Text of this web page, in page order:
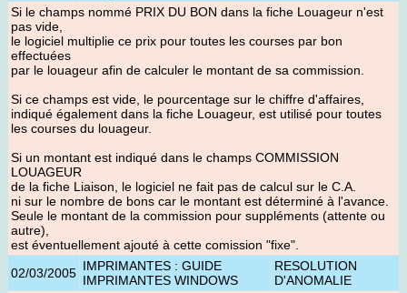
Si le champs nommé PRIX DU BON dans la fiche Louageur n'est
pas vide,
le logiciel multiplie ce prix pour toutes les courses par bon
effectuées
par le louageur afin de calculer le montant de sa commission.
Si ce champs est vide, le pourcentage sur le chiffre d'affaires,
indiqué également dans la fiche Louageur, est utilisé pour toutes
les courses du louageur.
Si un montant est indiqué dans le champs COMMISSION
LOUAGEUR
de la fiche Liaison, le logiciel ne fait pas de calcul sur le C.A.
ni sur le nombre de bons car le montant est déterminé à l'avance.
Seule le montant de la commission pour suppléments (attente ou
autre),
est éventuellement ajouté à cette comission "fixe".
02/03/2005 IMPRIMANTES : GUIDE
IMPRIMANTES WINDOWS
RESOLUTION
D'ANOMALIE